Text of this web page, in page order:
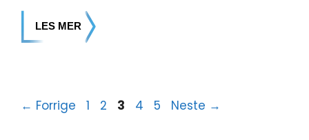
LES MER
← Forrige 1 2 3 4 5 Neste →